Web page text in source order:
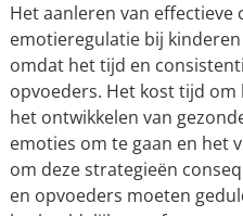
Het aanleren van
emotieregulatie bij
omdat het tijd en
opvoeders. Het kost tijd
het ontwikkelen van
emoties om te gaan en het
om deze strategieën
en opvoeders moeten